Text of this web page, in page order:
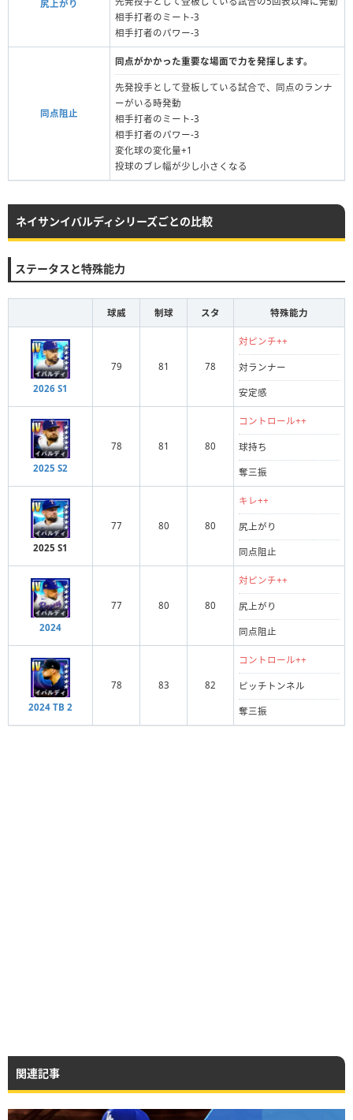
尻上がり
相手打者のミート-3
相手打者のパワー-3
同点阻止
同点がかかった重要な場面で力を発揮します。
先発投手として登板している試合で、同点のランナ
ーがいる時発動
相手打者のミート‐3
相手打者のパワー-3
変化球の変化量+1
投球のブレ幅が少し小さくなる
ネイサンイバルディシリーズごとの比較
ステータスと特殊能力
球威 制球 スタ 特殊能力
2026 S1
79 81 78
対ピンチ++
対ランナー
安定感
2025 S2
78 81 80
コントロール++
球持ち
奪三振
2025 S1
77 80 80
キレ++
尻上がり
同点阻止
2024
77 80 80
対ピンチ++
尻上がり
同点阻止
2024 TB 2
78 83 82
コントロール++
ピッチトンネル
奪三振
関連記事